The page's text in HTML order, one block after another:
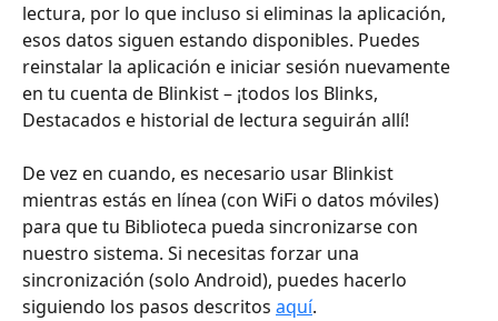
lectura, por lo que incluso si eliminas la aplicación,
esos datos siguen estando disponibles. Puedes
reinstalar la aplicación e iniciar sesión nuevamente
en tu cuenta de Blinkist – ¡todos los Blinks,
Destacados e historial de lectura seguirán allí!
De vez en cuando, es necesario usar Blinkist
mientras estás en línea (con WiFi o datos móviles)
para que tu Biblioteca pueda sincronizarse con
nuestro sistema. Si necesitas forzar una
sincronización (solo Android), puedes hacerlo
siguiendo los pasos descritos aquí.